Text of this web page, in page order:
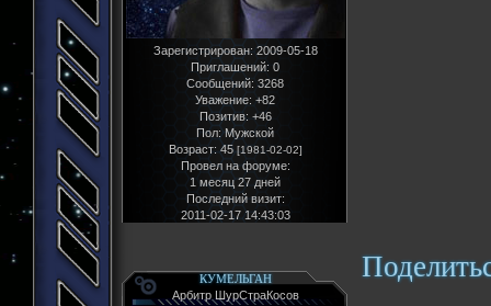
Зарегистрирован: 2009-05-18
Приглашений: 0
Сообщений: 3268
Уважение: +82
Позитив: +46
Пол:Мужской
Возраст: 45 [1981-02-02]
Провел на форуме:
1 месяц 27 дней
Последний визит:
2011-02-17 14:43:03
КУМЕЛЬГАН
Арбитр ШурСтраКосов